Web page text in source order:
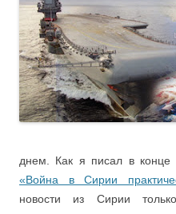
днем. Как я писал в
«Война в Сирии
новости из Сирии